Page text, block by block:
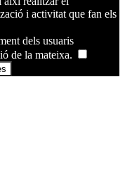
i activitat que fan els
dels usuaris
de la mateixa.